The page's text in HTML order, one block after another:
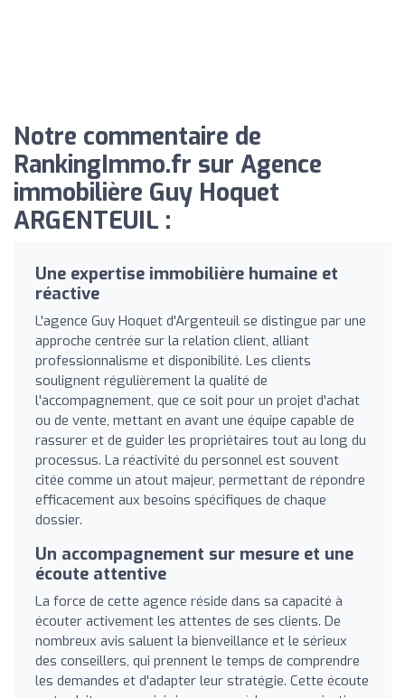
Notre commentaire de
RankingImmo.fr sur Agence
immobilière Guy Hoquet
ARGENTEUIL :
Une expertise immobilière humaine et
réactive
L'agence Guy Hoquet d'Argenteuil se distingue par une
approche centrée sur la relation client, alliant
professionnalisme et disponibilité. Les clients
soulignent régulièrement la qualité de
l'accompagnement, que ce soit pour un projet d'achat
ou de vente, mettant en avant une équipe capable de
rassurer et de guider les propriétaires tout au long du
processus. La réactivité du personnel est souvent
citée comme un atout majeur, permettant de répondre
efficacement aux besoins spécifiques de chaque
dossier.
Un accompagnement sur mesure et une
écoute attentive
La force de cette agence réside dans sa capacité à
écouter activement les attentes de ses clients. De
nombreux avis saluent la bienveillance et le sérieux
des conseillers, qui prennent le temps de comprendre
les demandes et d'adapter leur stratégie. Cette écoute